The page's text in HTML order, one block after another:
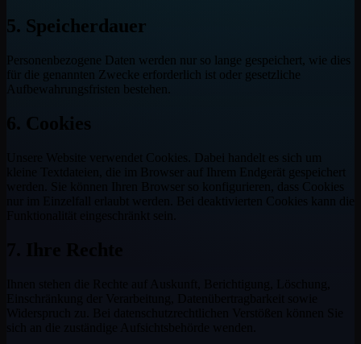
5. Speicherdauer
Personenbezogene Daten werden nur so lange gespeichert, wie dies
für die genannten Zwecke erforderlich ist oder gesetzliche
Aufbewahrungsfristen bestehen.
6. Cookies
Unsere Website verwendet Cookies. Dabei handelt es sich um
kleine Textdateien, die im Browser auf Ihrem Endgerät gespeichert
werden. Sie können Ihren Browser so konfigurieren, dass Cookies
nur im Einzelfall erlaubt werden. Bei deaktivierten Cookies kann die
Funktionalität eingeschränkt sein.